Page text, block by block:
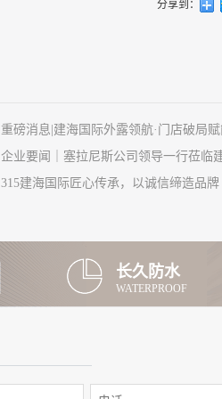
分享到：
重磅消息|建海国际外露领航·门店破局
企业要闻｜塞拉尼斯公司领导一行莅临
315建海国际匠心传承，以诚信缔造品牌
长久防水
WATERPROOF